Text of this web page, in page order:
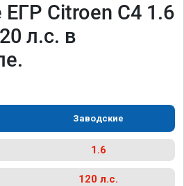
Citroen C4 1.6
л.с. в
Заводские
1.6
120 л.с.